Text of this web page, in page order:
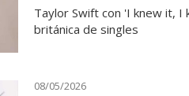
Taylor Swift con 'I knew it, I
británica de singles
08/05/2026